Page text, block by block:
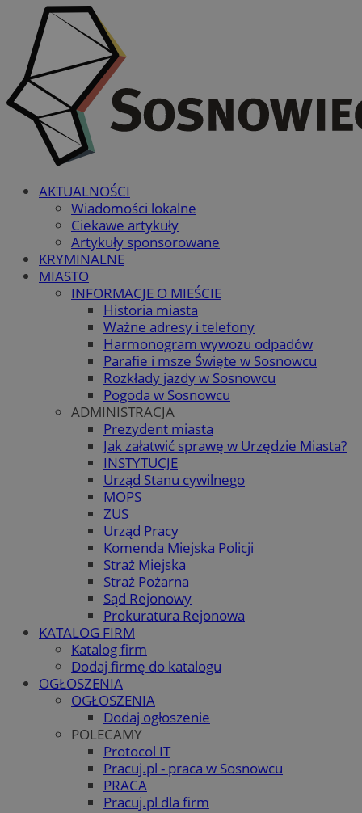
AKTUALNOŚCI
Wiadomości lokalne
Ciekawe artykuły
Artykuły sponsorowane
KRYMINALNE
MIASTO
INFORMACJE O MIEŚCIE
Historia miasta
Ważne adresy i telefony
Harmonogram wywozu odpadów
Parafie i msze Święte w Sosnowcu
Rozkłady jazdy w Sosnowcu
Pogoda w Sosnowcu
ADMINISTRACJA
Prezydent miasta
Jak załatwić sprawę w Urzędzie Miasta?
INSTYTUCJE
Urząd Stanu cywilnego
MOPS
ZUS
Urząd Pracy
Komenda Miejska Policji
Straż Miejska
Straż Pożarna
Sąd Rejonowy
Prokuratura Rejonowa
KATALOG FIRM
Katalog firm
Dodaj firmę do katalogu
OGŁOSZENIA
OGŁOSZENIA
Dodaj ogłoszenie
POLECAMY
Protocol IT
Pracuj.pl - praca w Sosnowcu
PRACA
Pracuj.pl dla firm